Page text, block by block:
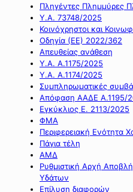
Πληγέντες Πλημμύρες
Υ.Α. 73748/2025
Κοινόχρηστοι και
Οδηγία (ΕΕ) 2022/362
Απευθείας ανάθεση
Υ.Α. Α.1175/2025
Υ.Α. Α.1174/2025
Συμπληρωματικές
Απόφαση ΑΑΔΕ Α.1195/
Εγκύκλιος Ε. 2113/2025
ΦΜΑ
Περιφερειακή Ενότητα
Πάγια τέλη
ΑΜΔ
Ρυθμιστική Αρχή
Υδάτων
Επίλυση διαφορών